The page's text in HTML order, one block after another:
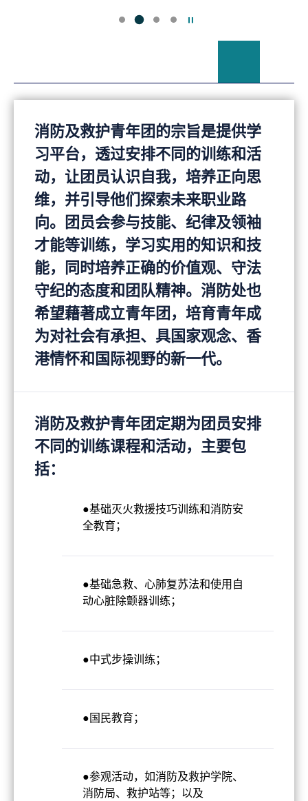
消防及救护青年团的宗旨是提供学
习平台，透过安排不同的训练和活
动，让团员认识自我，培养正向思
维，并引导他们探索未来职业路
向。团员会参与技能、纪律及领袖
才能等训练，学习实用的知识和技
能，同时培养正确的价值观、守法
守纪的态度和团队精神。消防处也
希望藉著成立青年团，培育青年成
为对社会有承担、具国家观念、香
港情怀和国际视野的新一代。
消防及救护青年团定期为团员安排
不同的训练课程和活动，主要包
括：
●基础灭火救援技巧训练和消防安
全教育；
●基础急救、心肺复苏法和使用自
动心脏除颤器训练；
●中式步操训练；
●国民教育；
●参观活动，如消防及救护学院、
消防局、救护站等；以及